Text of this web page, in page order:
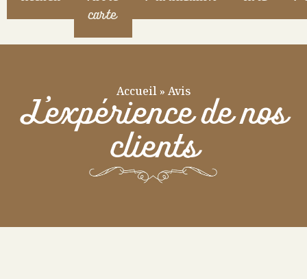
carte
Accueil » Avis
L'expérience de nos
clients